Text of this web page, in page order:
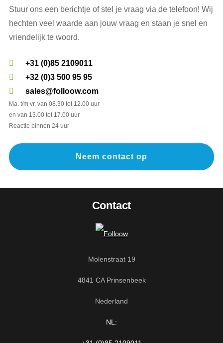
Stuur ons een berichtje of stel je vraag via de telefoon! Wij
hechten veel waarde aan jouw vraag en staan je snel en
vriendelijk te woord.
+31 (0)85 2109011
+32 (0)3 500 95 95
sales@folloow.com
Ma. t/m vr. van 08.30 tot 12.00 uur
en van 13.00 tot 17.00 uur
Reactie binnen 24 uur
Neem contact op
Contact
Molenstraat 19
4841 CA Prinsenbeek
Nederland
NL: